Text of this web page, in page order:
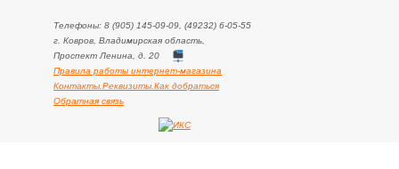
Телефоны: 8 (905) 145-09-09, (49232) 6-05-55
г. Ковров, Владимирская область,
Проспект Ленина, д. 20
Правила работы интернет-магазина
Контакты.Реквизиты.Как добраться
Обратная связь